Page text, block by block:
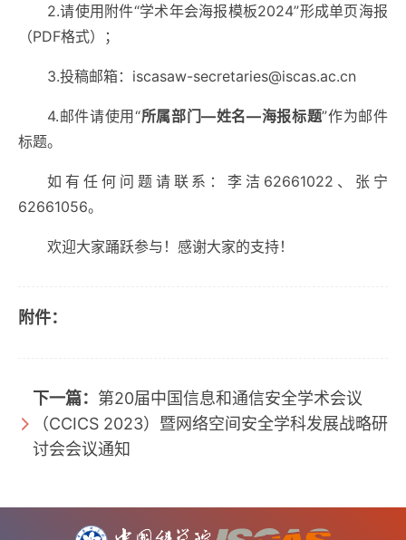
2.请使用附件“学术年会海报模板2024”形成单页海报
（PDF格式）；
3.投稿邮箱：iscasaw-secretaries@iscas.ac.cn
4.邮件请使用“所属部门—姓名—海报标题”作为邮件
标题。
如有任何问题请联系：李洁62661022、张宁
62661056。
欢迎大家踊跃参与！感谢大家的支持！
附件：
下一篇： 第20届中国信息和通信安全学术会议
（CCICS 2023）暨网络空间安全学科发展战略研
讨会会议通知